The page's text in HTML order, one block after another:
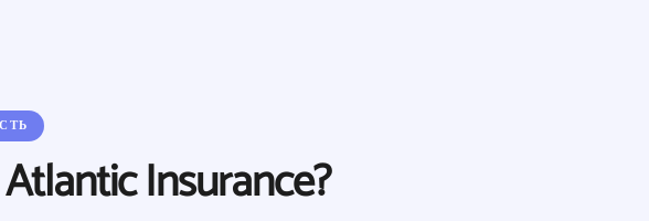
Insurance?